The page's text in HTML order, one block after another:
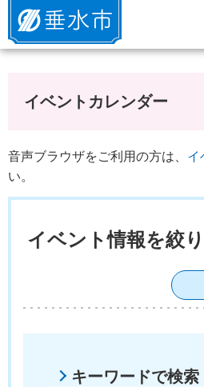
垂水市
イベントカレンダー
音声ブラウザをご利用の方は、 イ
い。
イベント情報を絞
キーワードで検索